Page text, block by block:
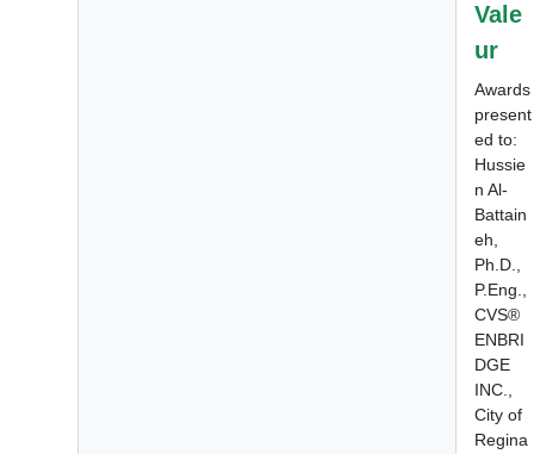
Vale
ur
Awards
present
ed to:
Hussie
n Al-
Battain
eh,
Ph.D.,
P.Eng.,
CVS®
ENBRI
DGE
INC.,
City of
Regina